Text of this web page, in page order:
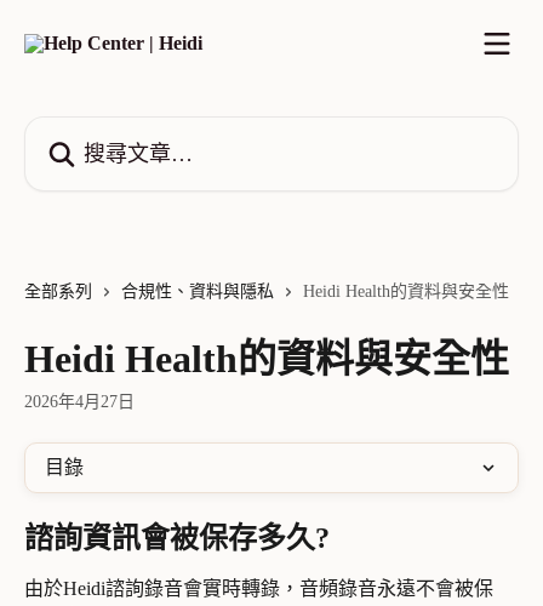
全部系列 合規性、資料與隱私 Heidi Health的資料與安全性
Heidi Health的資料與安全性
2026年4月27日
目錄
諮詢資訊會被保存多久?
由於Heidi諮詢錄音會實時轉錄，音頻錄音永遠不會被保